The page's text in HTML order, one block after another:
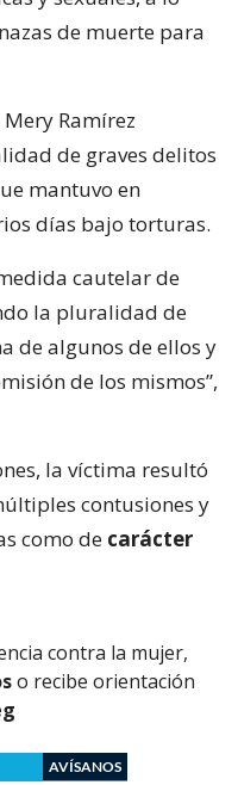
de muerte para
Ramírez
de graves delitos
mantuvo en
días bajo torturas.
cautelar de
la pluralidad de
de algunos de ellos y
de los mismos”,
la víctima resultó
contusiones y
como de carácter
contra la mujer,
o recibe orientación
AVÍSANOS